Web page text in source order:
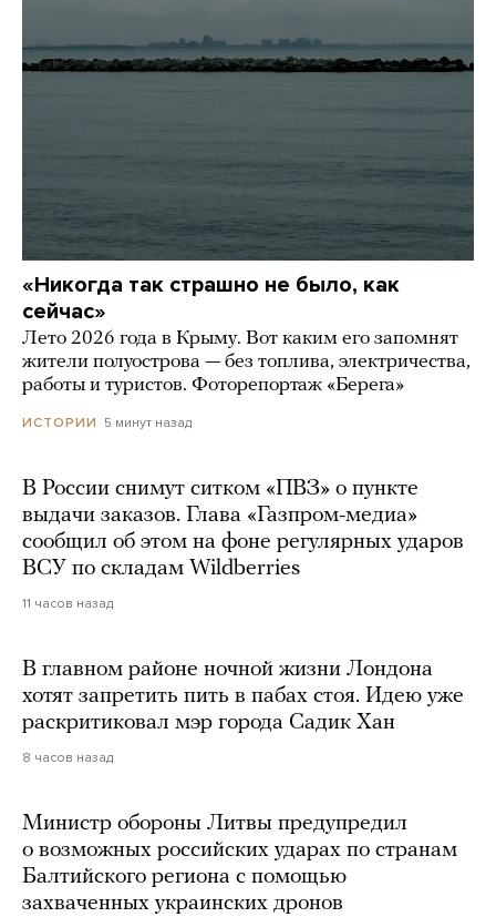
«Никогда так страшно не было, как
сейчас»
Лето 2026 года в Крыму. Вот каким его запомнят
жители полуострова — без топлива, электричества,
работы и туристов. Фоторепортаж «Берега»
ИСТОРИИ 5 минут назад
В России снимут ситком «ПВЗ» о пункте
выдачи заказов. Глава «Газпром-медиа»
сообщил об этом на фоне регулярных ударов
ВСУ по складам Wildberries
11 часов назад
В главном районе ночной жизни Лондона
хотят запретить пить в пабах стоя. Идею уже
раскритиковал мэр города Садик Хан
8 часов назад
Министр обороны Литвы предупредил
о возможных российских ударах по странам
Балтийского региона с помощью
захваченных украинских дронов